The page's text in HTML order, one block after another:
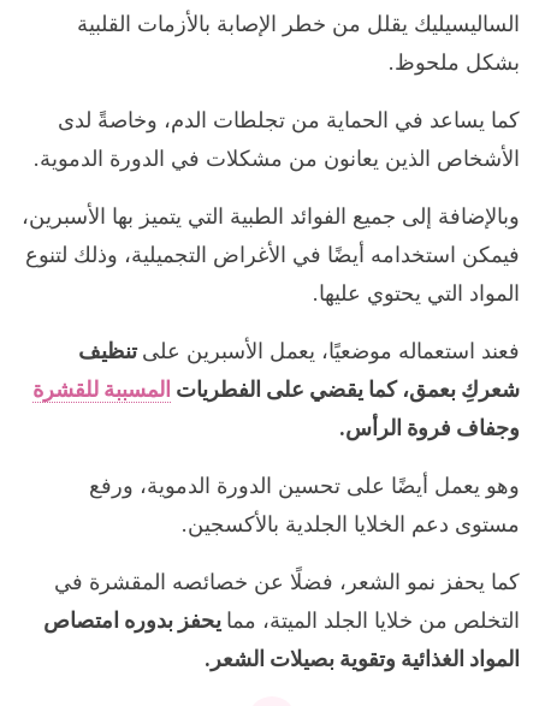
الساليسيليك يقلل من خطر الإصابة بالأزمات القلبية
بشكل ملحوظ.
كما يساعد في الحماية من تجلطات الدم، وخاصةً لدى
الأشخاص الذين يعانون من مشكلات في الدورة الدموية.
وبالإضافة إلى جميع الفوائد الطبية التي يتميز بها الأسبرين،
فيمكن استخدامه أيضًا في الأغراض التجميلية، وذلك لتنوع
المواد التي يحتوي عليها.
فعند استعماله موضعيًا، يعمل الأسبرين علىتنظيف
شعركِ بعمق، كما يقضي على الفطريات المسببة للقشرة
وجفاف فروة الرأس.
وهو يعمل أيضًا على تحسين الدورة الدموية، ورفع
مستوى دعم الخلايا الجلدية بالأكسجين.
كما يحفز نمو الشعر، فضلًا عن خصائصه المقشرة في
التخلص من خلايا الجلد الميتة، مما يحفز بدوره امتصاص
المواد الغذائية وتقوية بصيلات الشعر.